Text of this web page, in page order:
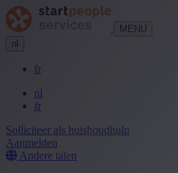
MENU
nl
fr
nl
fr
Solliciteer als huishoudhulp
Aanmelden
Andere talen